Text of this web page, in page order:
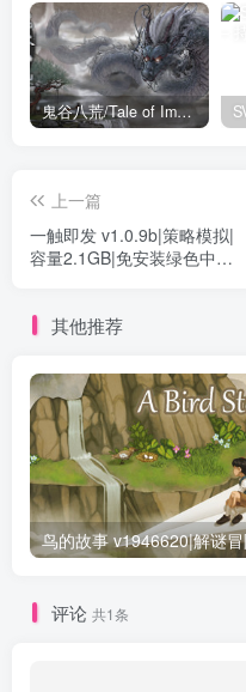
鬼谷八荒/Tale of Immortal v1.2.105.259|角色扮演|容量27.4GB|免安装绿色中文版
上一篇
一触即发 v1.0.9b|策略模拟|
容量2.1GB|免安装绿色中文
其他推荐
评论 共1条